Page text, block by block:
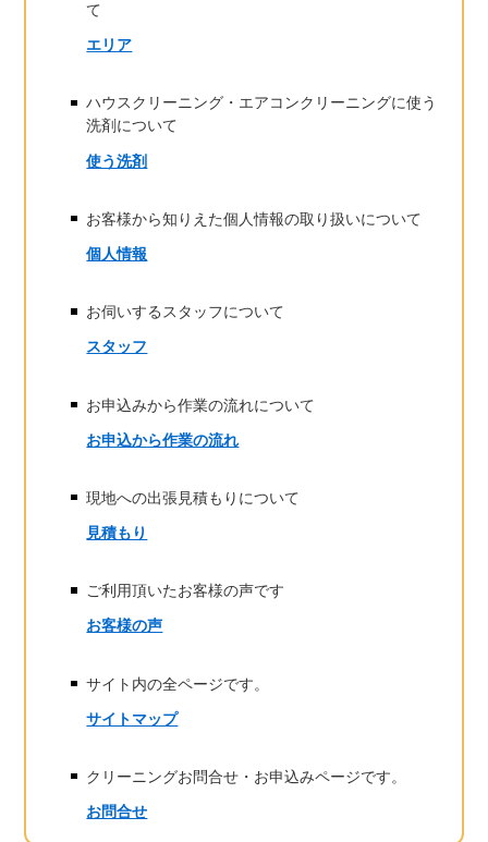
て
エリア
ハウスクリーニング・エアコンクリーニングに使う
洗剤について
使う洗剤
お客様から知りえた個人情報の取り扱いについて
個人情報
お伺いするスタッフについて
スタッフ
お申込みから作業の流れについて
お申込から作業の流れ
現地への出張見積もりについて
見積もり
ご利用頂いたお客様の声です
お客様の声
サイト内の全ページです。
サイトマップ
クリーニングお問合せ・お申込みページです。
お問合せ